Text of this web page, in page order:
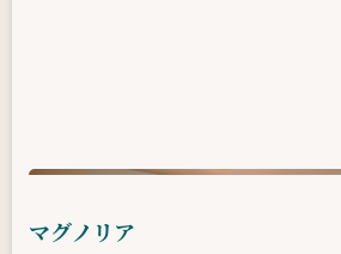
マグノリア